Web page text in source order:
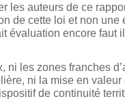
les auteurs de ce
de cette loi et non une
évaluation encore faut
ni les zones franches
ni la mise en
de continuité